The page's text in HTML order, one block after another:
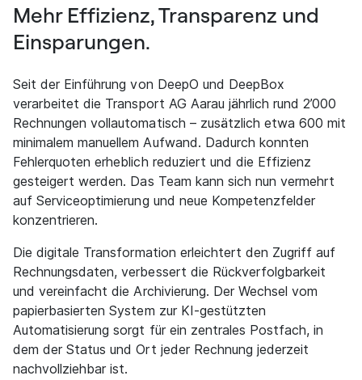
Mehr Effizienz, Transparenz und
Einsparungen.
Seit der Einführung von DeepO und DeepBox
verarbeitet die Transport AG Aarau jährlich rund 2’000
Rechnungen vollautomatisch – zusätzlich etwa 600 mit
minimalem manuellem Aufwand. Dadurch konnten
Fehlerquoten erheblich reduziert und die Effizienz
gesteigert werden. Das Team kann sich nun vermehrt
auf Serviceoptimierung und neue Kompetenzfelder
konzentrieren.
Die digitale Transformation erleichtert den Zugriff auf
Rechnungsdaten, verbessert die Rückverfolgbarkeit
und vereinfacht die Archivierung. Der Wechsel vom
papierbasierten System zur KI-gestützten
Automatisierung sorgt für ein zentrales Postfach, in
dem der Status und Ort jeder Rechnung jederzeit
nachvollziehbar ist.